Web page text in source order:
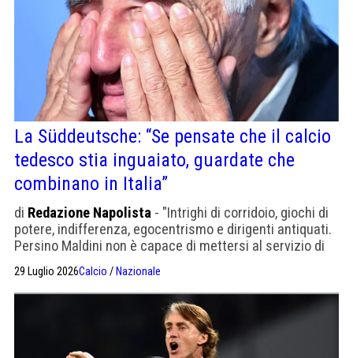
La Süddeutsche: “Se pensate che il calcio
tedesco stia inguaiato, guardate che
combinano in Italia”
di Redazione Napolista - "Intrighi di corridoio, giochi di
potere, indifferenza, egocentrismo e dirigenti antiquati.
Persino Maldini non è capace di mettersi al servizio di
29 Luglio 2026Calcio / Nazionale